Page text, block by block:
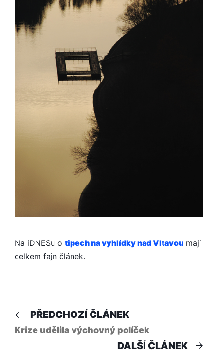
Na iDNESu o tipech na vyhlídky nad Vltavou mají
celkem fajn článek.
Navigace
pro
PŘEDCHOZÍ ČLÁNEKPředchozí
článek:
Krize udělila výchovný políček
DALŠÍ ČLÁNEK